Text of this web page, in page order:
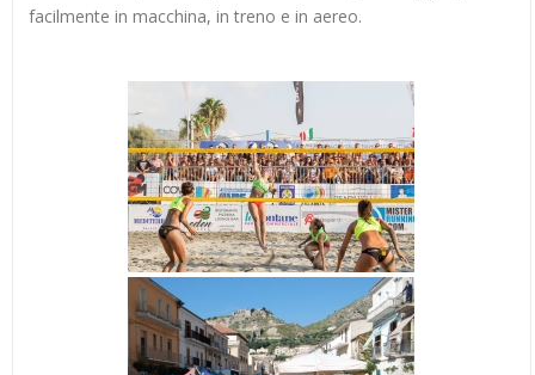
facilmente in macchina, in treno e in aereo.